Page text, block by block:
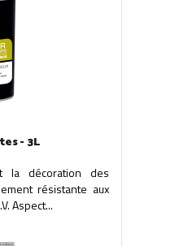
- 3L
la décoration des
résistante aux
Aspect...